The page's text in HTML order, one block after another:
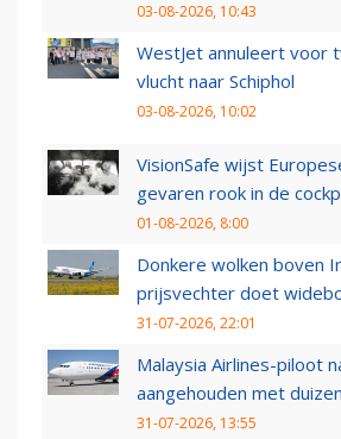
03-08-2026, 10:43
WestJet annuleert voor
vlucht naar Schiphol
03-08-2026, 10:02
VisionSafe wijst
gevaren rook in de
01-08-2026, 8:00
Donkere wolken boven
prijsvechter doet
31-07-2026, 22:01
Malaysia Airlines-piloot
aangehouden met
31-07-2026, 13:55